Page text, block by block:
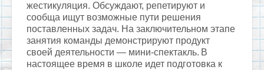
жестикуляция. Обсуждают, репетируют и
сообща ищут возможные пути решения
поставленных задач. На заключительном этапе
занятия команды демонстрируют продукт
своей деятельности — мини-спектакль. В
настоящее время в школе идет подготовка к